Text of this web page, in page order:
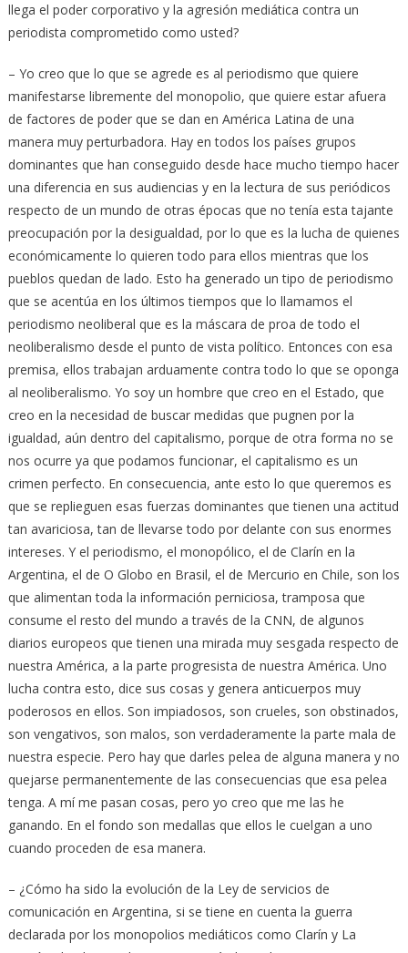
llega el poder corporativo y la agresión mediática contra un
periodista comprometido como usted?
– Yo creo que lo que se agrede es al periodismo que quiere
manifestarse libremente del monopolio, que quiere estar afuera
de factores de poder que se dan en América Latina de una
manera muy perturbadora. Hay en todos los países grupos
dominantes que han conseguido desde hace mucho tiempo hacer
una diferencia en sus audiencias y en la lectura de sus periódicos
respecto de un mundo de otras épocas que no tenía esta tajante
preocupación por la desigualdad, por lo que es la lucha de quienes
económicamente lo quieren todo para ellos mientras que los
pueblos quedan de lado. Esto ha generado un tipo de periodismo
que se acentúa en los últimos tiempos que lo llamamos el
periodismo neoliberal que es la máscara de proa de todo el
neoliberalismo desde el punto de vista político. Entonces con esa
premisa, ellos trabajan arduamente contra todo lo que se oponga
al neoliberalismo. Yo soy un hombre que creo en el Estado, que
creo en la necesidad de buscar medidas que pugnen por la
igualdad, aún dentro del capitalismo, porque de otra forma no se
nos ocurre ya que podamos funcionar, el capitalismo es un
crimen perfecto. En consecuencia, ante esto lo que queremos es
que se replieguen esas fuerzas dominantes que tienen una actitud
tan avariciosa, tan de llevarse todo por delante con sus enormes
intereses. Y el periodismo, el monopólico, el de Clarín en la
Argentina, el de O Globo en Brasil, el de Mercurio en Chile, son los
que alimentan toda la información perniciosa, tramposa que
consume el resto del mundo a través de la CNN, de algunos
diarios europeos que tienen una mirada muy sesgada respecto de
nuestra América, a la parte progresista de nuestra América. Uno
lucha contra esto, dice sus cosas y genera anticuerpos muy
poderosos en ellos. Son impiadosos, son crueles, son obstinados,
son vengativos, son malos, son verdaderamente la parte mala de
nuestra especie. Pero hay que darles pelea de alguna manera y no
quejarse permanentemente de las consecuencias que esa pelea
tenga. A mí me pasan cosas, pero yo creo que me las he
ganando. En el fondo son medallas que ellos le cuelgan a uno
cuando proceden de esa manera.
– ¿Cómo ha sido la evolución de la Ley de servicios de
comunicación en Argentina, si se tiene en cuenta la guerra
declarada por los monopolios mediáticos como Clarín y La